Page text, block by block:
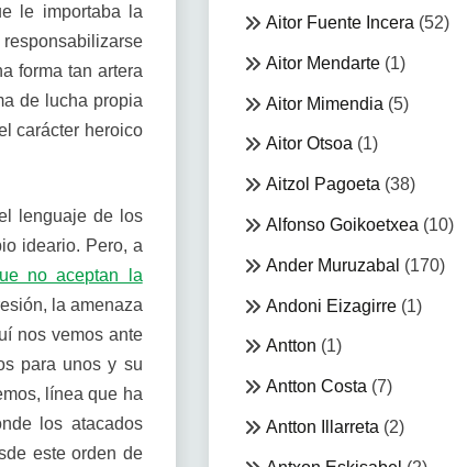
le importaba la
forma tan artera
de lucha propia
carácter heroico
lenguaje de los
ideario. Pero, a
no aceptan la
la amenaza
nos vemos ante
para unos y su
línea que ha
los atacados
este orden de
Aitor Fuente Incera (52)
Aitor Mendarte(1)
Aitor Mimendia (5)
Aitor Otsoa (1)
Aitzol Pagoeta (38)
Alfonso Goikoetxea (10)
Ander Muruzabal (170)
Andoni Eizagirre(1)
Antton (1)
Antton Costa (7)
Antton Illarreta (2)